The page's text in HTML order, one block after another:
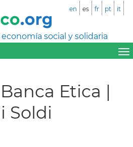
social y solidaria
en es fr pt it
Etica |
Soldi